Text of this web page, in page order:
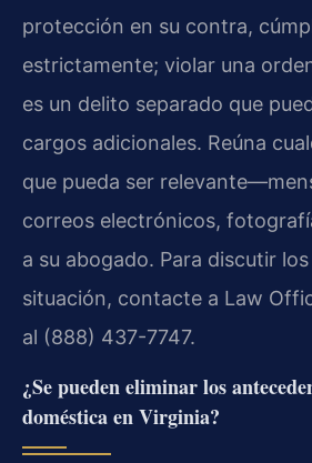
protección en su contra,
estrictamente; violar una
es un delito separado que
cargos adicionales. Reúna
que pueda ser
correos electrónicos,
a su abogado. Para discutir
situación, contacte a Law
al (888) 437-7747.
¿Se pueden eliminar los
doméstica en Virginia?